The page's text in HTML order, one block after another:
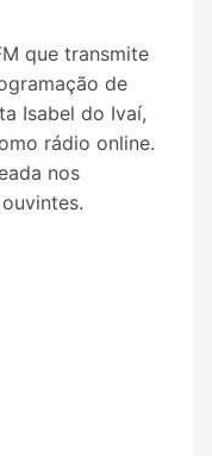
que transmite
de
Isabel do Ivaí,
rádio online.
nos